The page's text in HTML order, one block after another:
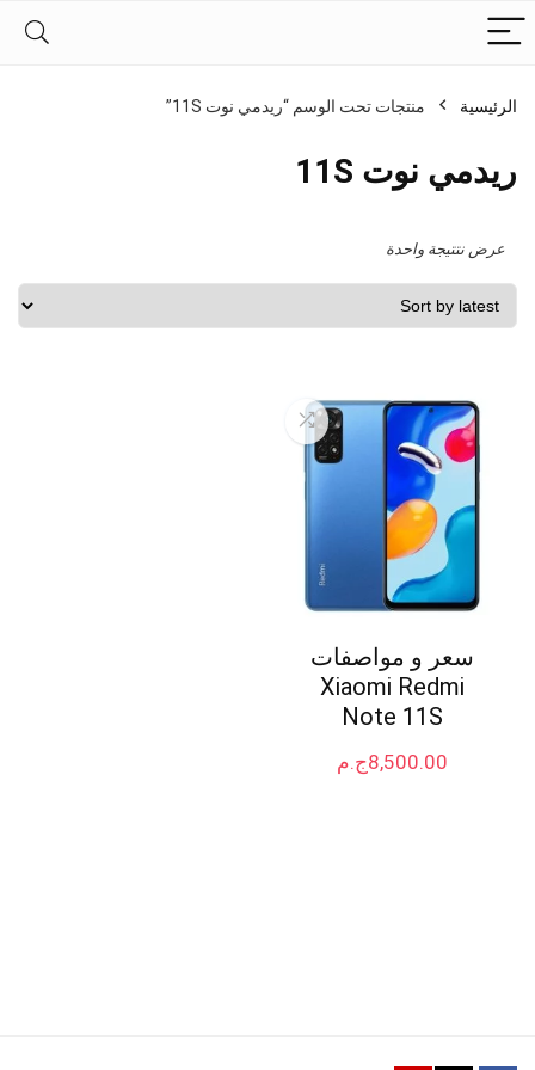
الرئيسية منتجات تحت الوسم “ريدمي نوت 11S”
ريدمي نوت 11S
عرض نتتيجة واحدة
سعر و مواصفات
Xiaomi Redmi
Note 11S
ج.م8,500.00